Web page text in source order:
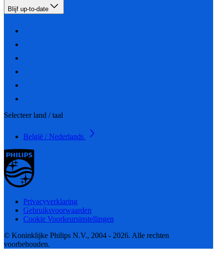
Blijf up-to-date
Selecteer land / taal
België / Nederlands
Privacyverklaring
Gebruiksvoorwaarden
Cookie Voorkeursinstellingen
© Koninklijke Philips N.V., 2004 - 2026. Alle rechten
voorbehouden.